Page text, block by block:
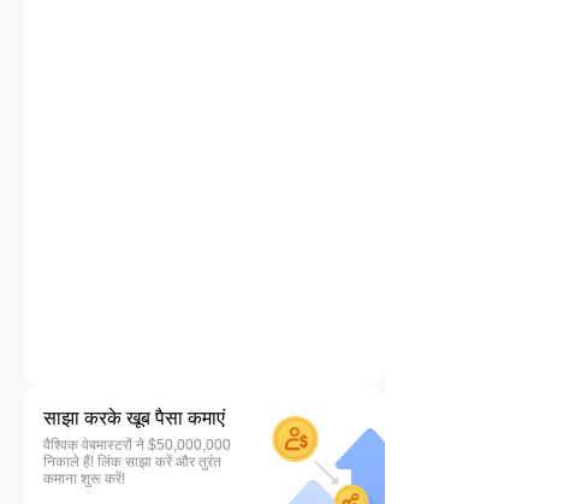
साझा करके खूब पैसा कमाएं
वैश्विक वेबमास्टरों ने $50,000,000
निकाले हैं! लिंक साझा करें और तुरंत
कमाना शुरू करें!